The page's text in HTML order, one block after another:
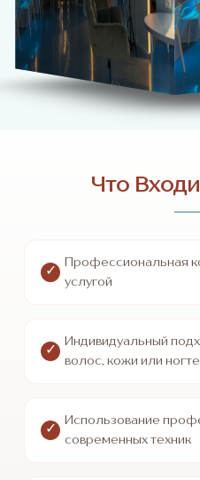
Что
Профессиональная
услугой
Индивидуальный
волос, кожи или
Использование
современных техник